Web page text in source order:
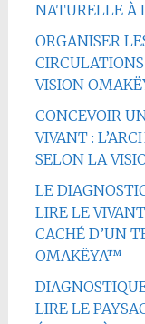
NATURELLE À
ORGANISER
VISION
CONCEVOIR
VIVANT :
SELON LA
LE
LIRE LE
CACHÉ D’UN
OMAKËYA™
LIRE LE